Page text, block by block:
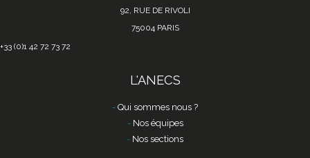
92, RUE DE RIVOLI
75004 PARIS
+33 (0)1 42 72 73 72
L'ANECS
Qui sommes nous ?
Nos équipes
Nos sections